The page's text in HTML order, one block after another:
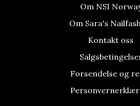
Om NSI
Om Sara's
Kontakt oss
Forsendelse og